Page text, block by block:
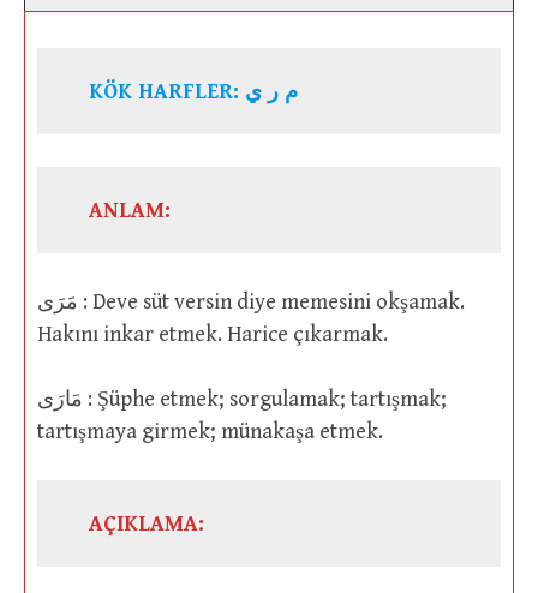
KÖK HARFLER: م ر ي
ANLAM:
مَرَى : Deve süt versin diye memesini okşamak.
Hakını inkar etmek. Harice çıkarmak.
مَارَى : Şüphe etmek; sorgulamak; tartışmak;
tartışmaya girmek; münakaşa etmek.
AÇIKLAMA: